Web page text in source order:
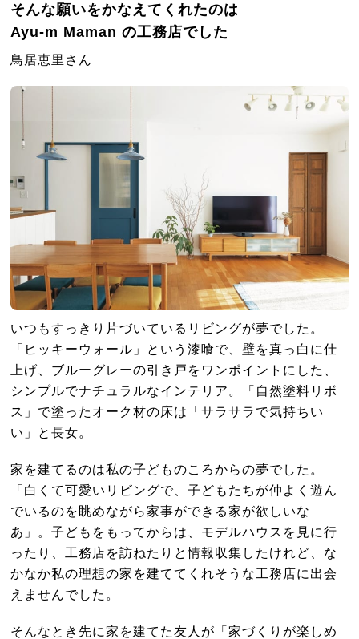
そんな願いをかなえてくれたのは
Ayu-m Maman の工務店でした
鳥居恵里さん
いつもすっきり片づいているリビングが夢でした。
「ヒッキーウォール」という漆喰で、壁を真っ白に仕
上げ、ブルーグレーの引き戸をワンポイントにした、
シンプルでナチュラルなインテリア。「自然塗料リボ
ス」で塗ったオーク材の床は「サラサラで気持ちい
い」と長女。
家を建てるのは私の子どものころからの夢でした。
「白くて可愛いリビングで、子どもたちが仲よく遊ん
でいるのを眺めながら家事ができる家が欲しいな
あ」。子どもをもってからは、モデルハウスを見に行
ったり、工務店を訪ねたりと情報収集したけれど、な
かなか私の理想の家を建ててくれそうな工務店に出会
えませんでした。
そんなとき先に家を建てた友人が「家づくりが楽しめ